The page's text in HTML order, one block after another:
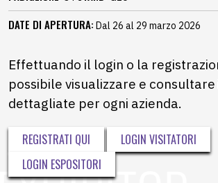
DATE DI APERTURA: Dal 26 al 29 marzo 2026
Effettuando il login o la
possibile visualizzare e
dettagliate per ogni azienda.
REGISTRATI QUI
LOGIN VISITATORI
LOGIN ESPOSITORI